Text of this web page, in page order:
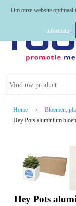
Relatiegeschenken
Werkkleding
Kerstpakketten
Home > Bloemen,
Hey Pots aluminium
Hey Pots
Om onze website
informatie.